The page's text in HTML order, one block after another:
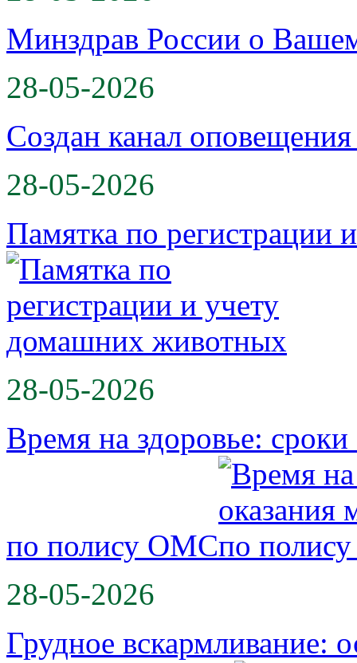
Минздрав России о
28-05-2026
Создан канал
28-05-2026
Памятка по
28-05-2026
Время на здоровье:
по полису ОМС
28-05-2026
Грудное вскармливание: